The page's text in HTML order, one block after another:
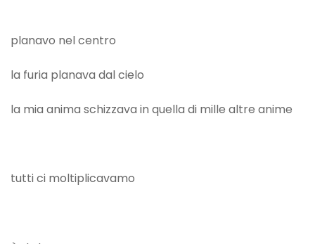
planavo nel centro
la furia planava dal cielo
la mia anima schizzava in quella di mille altre anime
tutti ci moltiplicavamo